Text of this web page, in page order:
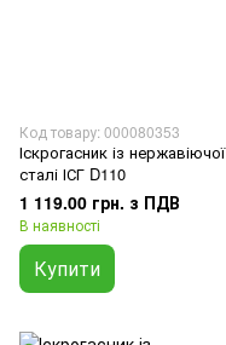
Код товару: 000080353
Іскрогасник із нержавіючої
сталі ІСГ D110
1 119.00 грн. з ПДВ
В наявності
Купити